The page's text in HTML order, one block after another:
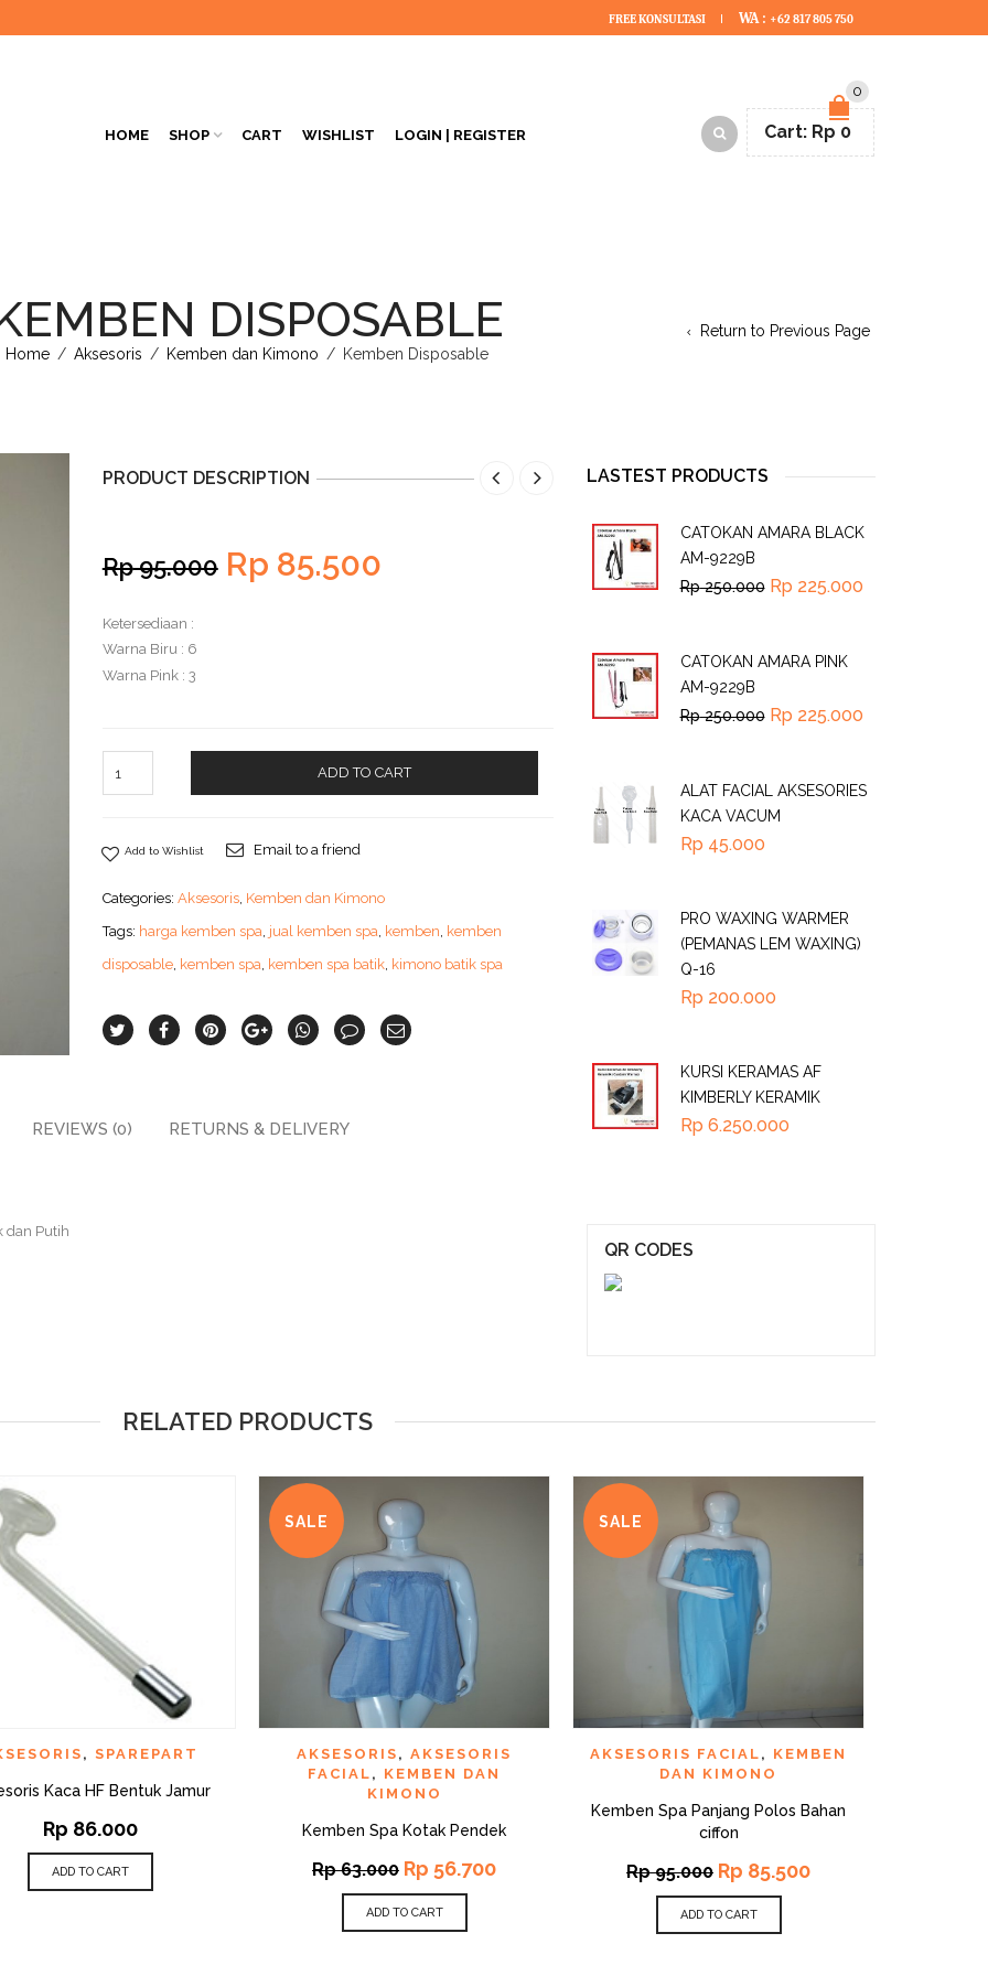
FREE KONSULTASI WA : +62 817 805 750
HOME SHOP CART WISHLIST LOGIN | REGISTER
0
Cart: Rp 0
DISPOSABLE
Home / Aksesoris / Kemben dan Kimono / Kemben Disposable
Return to Previous Page
PRODUCT DESCRIPTION
Rp95.000 Rp 85.500
Ketersediaan :
Warna Biru : 6
Warna Pink : 3
ADD TO CART
Add to Wishlist Email to a friend
Categories: Aksesoris, Kemben dan Kimono
Tags: harga kemben spa, jual kemben spa, kemben, kemben
disposable, kemben spa, kemben spa batik, kimono batik spa
REVIEWS (0) RETURNS & DELIVERY
dan Putih
LASTEST PRODUCTS
CATOKAN AMARA BLACK
AM-9229B
Rp250.000 Rp 225.000
CATOKAN AMARA PINK
AM-9229B
Rp250.000 Rp 225.000
ALAT FACIAL AKSESORIES
KACA VACUM
Rp 45.000
PRO WAXING WARMER
(PEMANAS LEM WAXING)
Q-16
Rp 200.000
KURSI KERAMAS AF
KIMBERLY KERAMIK
Rp 6.250.000
QR CODES
RELATED PRODUCTS
TO WISHLIST QUICK VIEW
, SPAREPART
Kaca HF Bentuk Jamur
Rp 86.000
ADD TO CART
SALE
ADD TO WISHLIST QUICK VIEW
AKSESORIS , AKSESORIS
FACIAL , KEMBEN DAN
KIMONO
Kemben Spa Kotak Pendek
Rp63.000 Rp 56.700
ADD TO CART
SALE
ADD TO WISHLIST QUICK VIEW
AKSESORIS FACIAL , KEMBEN
DAN KIMONO
Kemben Spa Panjang Polos Bahan
ciffon
Rp95.000 Rp 85.500
ADD TO CART